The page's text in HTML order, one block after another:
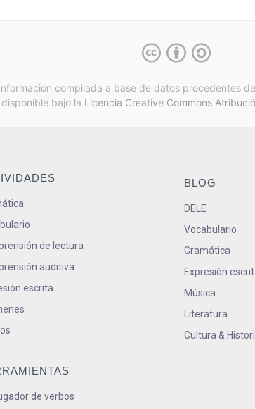
compilada a base de datos procedentes
disponible bajo la Licencia Creative Commons
de lectura
auditiva
escrita
de verbos
BLOG
DELE
Vocabulario
Gramática
Expresión
Música
Literatura
Cultura &